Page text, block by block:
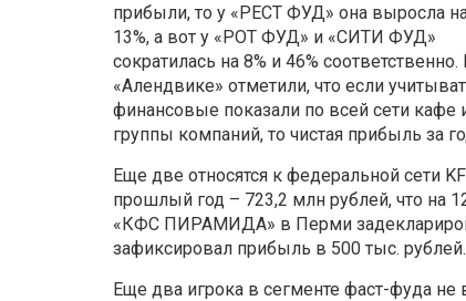
прибыли, то у «РЕСТ ФУД» она выросла
13%, а вот у «РОТ ФУД» и «СИТИ ФУД»
сократилась на 8% и 46% соответственно.
«Алендвике» отметили, что если
финансовые показали по всей сети кафе
группы компаний, то чистая прибыль за
Еще две относятся к федеральной сети
прошлый год – 723,2 млн рублей, что на
«КФС ПИРАМИДА» в Перми
зафиксировал прибыль в 500 тыс. рублей.
Еще два игрока в сегменте фаст-фуда